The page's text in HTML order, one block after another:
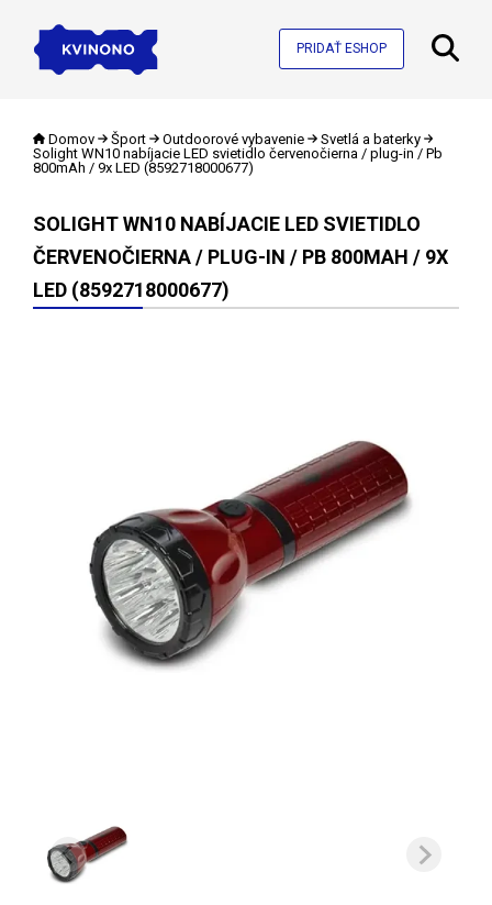
PRIDAŤ ESHOP
Domov Šport Outdoorové vybavenie
Svetlá a baterky
Solight WN10 nabíjacie LED svietidlo červenočierna / plug-in / Pb
800mAh / 9x LED (8592718000677)
SOLIGHT WN10 NABÍJACIE LED SVIETIDLO
ČERVENOČIERNA / PLUG-IN / PB 800MAH / 9X
LED (8592718000677)